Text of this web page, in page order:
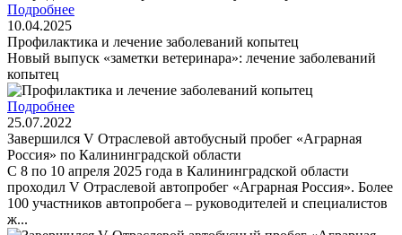
Подробнее
10.04.2025
Профилактика и лечение заболеваний копытец
Новый выпуск «заметки ветеринара»: лечение заболеваний
копытец
Подробнее
25.07.2022
Завершился V Отраслевой автобусный пробег «Аграрная
Россия» по Калининградской области
С 8 по 10 апреля 2025 года в Калининградской области
проходил V Отраслевой автопробег «Аграрная Россия». Более
100 участников автопробега – руководителей и специалистов
ж...